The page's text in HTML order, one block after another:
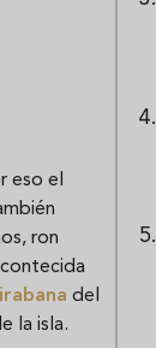
eso el
ron
del
la isla.